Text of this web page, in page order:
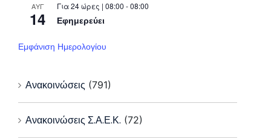
ΑΥΓ
14
Για 24 ώρες | 08:00 - 08:00
Εφημερεύει
Εμφάνιση Ημερολογίου
Ανακοινώσεις (791)
Ανακοινώσεις Σ.Α.Ε.Κ. (72)